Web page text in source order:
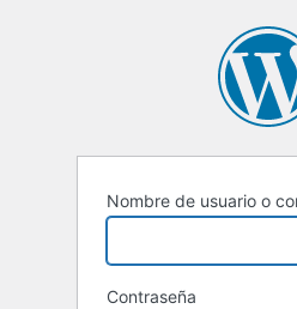
Nombre de usuario o
Contraseña